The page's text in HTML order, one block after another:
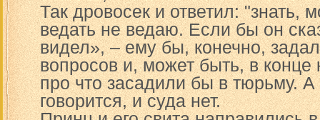
Так дровосек и ответил: "знать,
ведать не ведаю. Если бы он
видел», – ему бы, конечно,
вопросов и, может быть, в конце
про что засадили бы в тюрьму. А
говорится, и суда нет.